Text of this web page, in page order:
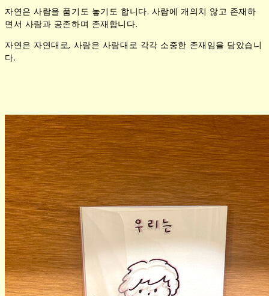
자연은 사람을 품기도 놓기도 합니다. 사람에 개의치 않고 존재하
면서 사람과 공존하며 존재합니다.
자연은 자연대로, 사람은 사람대로 각각 소중한 존재임을 담았습니
다.